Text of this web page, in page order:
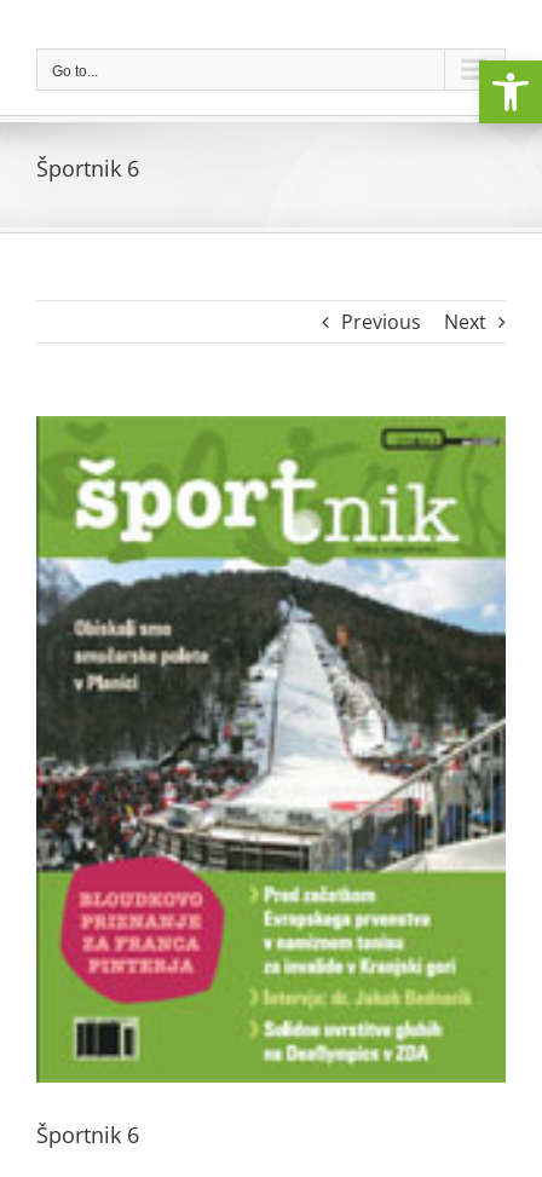
contentGo to...
Športnik 6
Previous Next
View
Larger
Image
Športnik 6